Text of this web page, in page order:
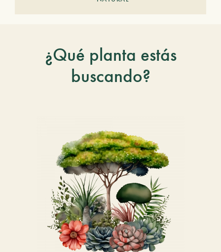
¿Qué planta estás
buscando?